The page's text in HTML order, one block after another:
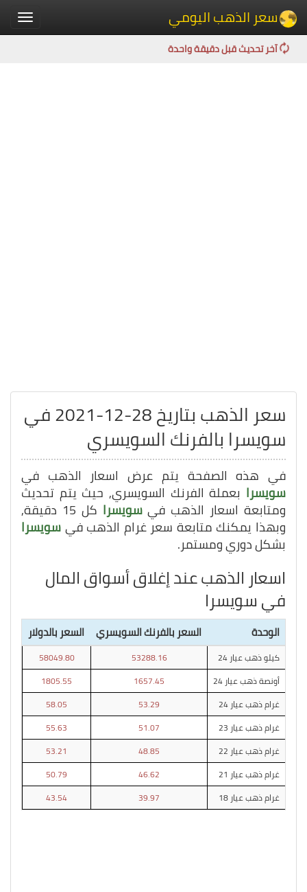
Toggle سعر الذهب اليومي
آخر تحديث قبل دقيقة واحدة
سعر الذهب بتاريخ 28-12-2021 في
سويسرا بالفرنك السويسري
في هذه الصفحة يتم عرض اسعار الذهب في
سويسرا بعملة الفرنك السويسري, حيث يتم تحديث
ومتابعة اسعار الذهب فيسويسرا كل 15 دقيقة,
وبهذا يمكنك متابعة سعر غرام الذهب فيسويسرا
بشكل دوري ومستمر.
اسعار الذهب عند إغلاق أسواق المال
في سويسرا
الوحدة السعر بالفرنك السويسري السعر بالدولار
كيلو ذهب عيار 24 53288.16
58049.80
أونصة ذهب عيار 24
1657.45
1805.55
غرام ذهب عيار 24
53.29
58.05
غرام ذهب عيار 23
51.07
55.63
غرام ذهب عيار 22
48.85
53.21
غرام ذهب عيار 21
46.62
50.79
غرام ذهب عيار 18
39.97
43.54